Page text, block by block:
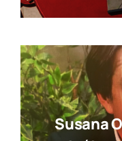
© 2017 — 2026